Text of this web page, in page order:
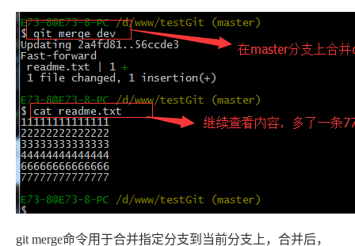
git merge命令用于合并指定分支到当前分支上，合并后，